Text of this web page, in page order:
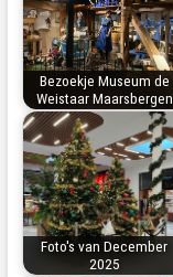
Bezoekje Museum de
Weistaar Maarsbergen
Foto's van December
2025